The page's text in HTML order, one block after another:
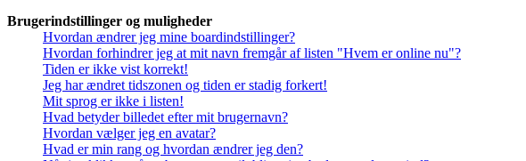
Brugerindstillinger og muligheder
Hvordan ændrer jeg mine boardindstillinger?
Hvordan forhindrer jeg at mit navn fremgår af listen "Hvem er online nu"?
Tiden er ikke vist korrekt!
Jeg har ændret tidszonen og tiden er stadig forkert!
Mit sprog er ikke i listen!
Hvad betyder billedet efter mit brugernavn?
Hvordan vælger jeg en avatar?
Hvad er min rang og hvordan ændrer jeg den?